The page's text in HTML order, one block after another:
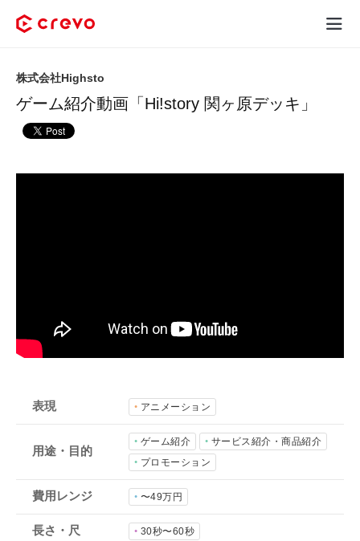
採用コンテンツ制作
お役立ち情報
会社概要
採用情報
- 動画に関するご相談はこちら -
お問合わせ・無料見積もり
ゲーム紹介動画「Hi!story 関ヶ原デッキ」
株式会社Highsto
表現 アニメーション
用途・目的
ゲーム紹介
サービス紹介・商品紹介
プロモーション
費用レンジ 〜49万円
長さ・尺 30秒〜60秒